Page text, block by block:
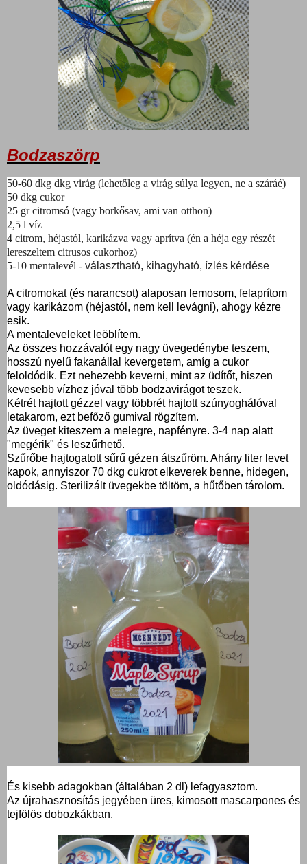
Bodzaszörp
50-60 dkg dkg virág (lehetőleg a virág súlya legyen, ne a száráé)
50 dkg cukor
25 gr citromsó (vagy borkősav, ami van otthon)
2,5 l víz
4 citrom, héjastól, karikázva vagy aprítva (én a héja egy részét
lereszeltem citrusos cukorhoz)
5-10 mentalevél - választható, kihagyható, ízlés kérdése
A citromokat (és narancsot) alaposan lemosom, felaprítom
vagy karikázom (héjastól, nem kell levágni), ahogy kézre
esik.
A mentaleveleket leöblítem.
Az összes hozzávalót egy nagy üvegedénybe teszem,
hosszú nyelű fakanállal kevergetem, amíg a cukor
feloldódik. Ezt nehezebb keverni, mint az üdítőt, hiszen
kevesebb vízhez jóval több bodzavirágot teszek.
Kétrét hajtott gézzel vagy többrét hajtott szúnyoghálóval
letakarom, ezt befőző gumival rögzítem.
Az üveget kiteszem a melegre, napfényre. 3-4 nap alatt
"megérik" és leszűrhető.
Szűrőbe hajtogatott sűrű gézen átszűröm. Ahány liter levet
kapok, annyiszor 70 dkg cukrot elkeverek benne, hidegen,
oldódásig. Sterilizált üvegekbe töltöm, a hűtőben tárolom.
És kisebb adagokban (általában 2 dl) lefagyasztom.
Az újrahasznosítás jegyében üres, kimosott mascarpones és
tejfölös dobozkákban.